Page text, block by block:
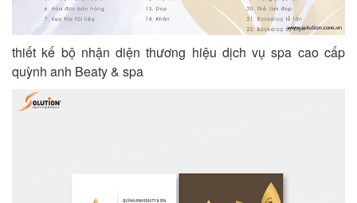
thiết kế bộ nhận diện thương hiệu dịch vụ spa cao cấp
quỳnh anh Beaty & spa